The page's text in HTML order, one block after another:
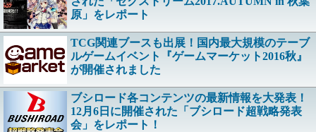
原」をレポート
TCG関連ブースも出展！国内最大規模のテーブ
ルゲームイベント『ゲームマーケット2016秋』
が開催されました
ブシロード各コンテンツの最新情報を大発表！
12月6日に開催された「ブシロード超戦略発表
会」をレポート！